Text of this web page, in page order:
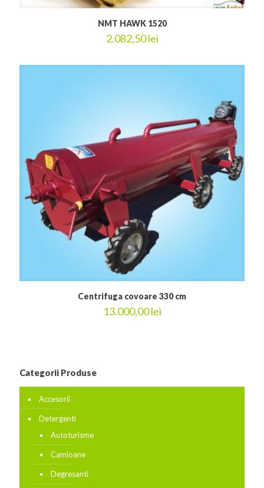
NMT HAWK 1520
2.082,50lei
Centrifuga covoare 330 cm
13.000,00lei
Categorii Produse
Accesorii
Detergenti
Autoturisme
Camioane
Degresanti